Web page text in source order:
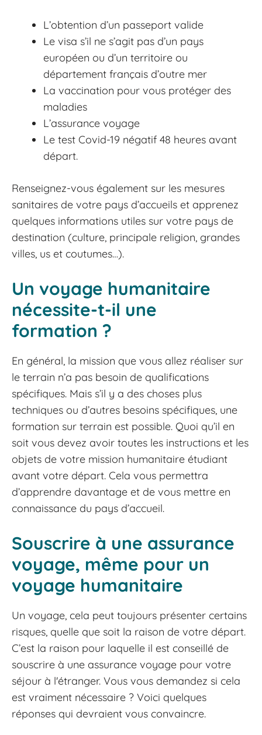
L’obtention d’un passeport valide
Le visa s’il ne s’agit pas d’un pays
européen ou d’un territoire ou
département français d’outre mer
La vaccination pour vous protéger des
maladies
L’assurance voyage
Le test Covid-19 négatif 48 heures avant
départ.
Renseignez-vous également sur les mesures
sanitaires de votre pays d’accueils et apprenez
quelques informations utiles sur votre pays de
destination (culture, principale religion, grandes
villes, us et coutumes…).
Un voyage humanitaire
nécessite-t-il une
formation ?
En général, la mission que vous allez réaliser sur
le terrain n’a pas besoin de qualifications
spécifiques. Mais s’il y a des choses plus
techniques ou d’autres besoins spécifiques, une
formation sur terrain est possible. Quoi qu’il en
soit vous devez avoir toutes les instructions et les
objets de votre mission humanitaire étudiant
avant votre départ. Cela vous permettra
d’apprendre davantage et de vous mettre en
connaissance du pays d’accueil.
Souscrire à une assurance
voyage, même pour un
voyage humanitaire
Un voyage, cela peut toujours présenter certains
risques, quelle que soit la raison de votre départ.
C’est la raison pour laquelle il est conseillé de
souscrire à une assurance voyage pour votre
séjour à l'étranger. Vous vous demandez si cela
est vraiment nécessaire ? Voici quelques
réponses qui devraient vous convaincre.